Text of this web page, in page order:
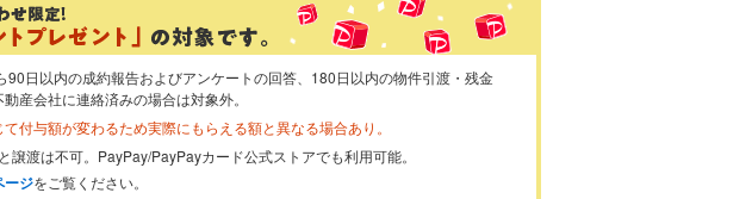
90日以内の成約報告およびアンケートの回答、180日以内の物件引渡・残金
産会社に連絡済みの場合は対象外。
付与額が変わるため実際にもらえる額と異なる場合あり。
譲渡は不可。PayPay/PayPayカード公式ストアでも利用可能。
ージをご覧ください。